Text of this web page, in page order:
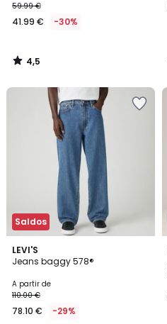
59.99 €
41.99 € -30%
4,5
/
Saldos
LEVI'S
Jeans baggy 578®
A partir de
110.00 €
78.10 € -29%
4,6
/ 5
2
Cores